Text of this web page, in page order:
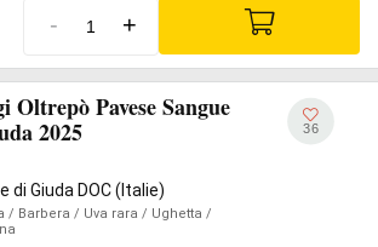
- +
Oltrepò Pavese Sangue
2025
di Giuda DOC (Italie)
/ Barbera / Uva rara / Ughetta /
36